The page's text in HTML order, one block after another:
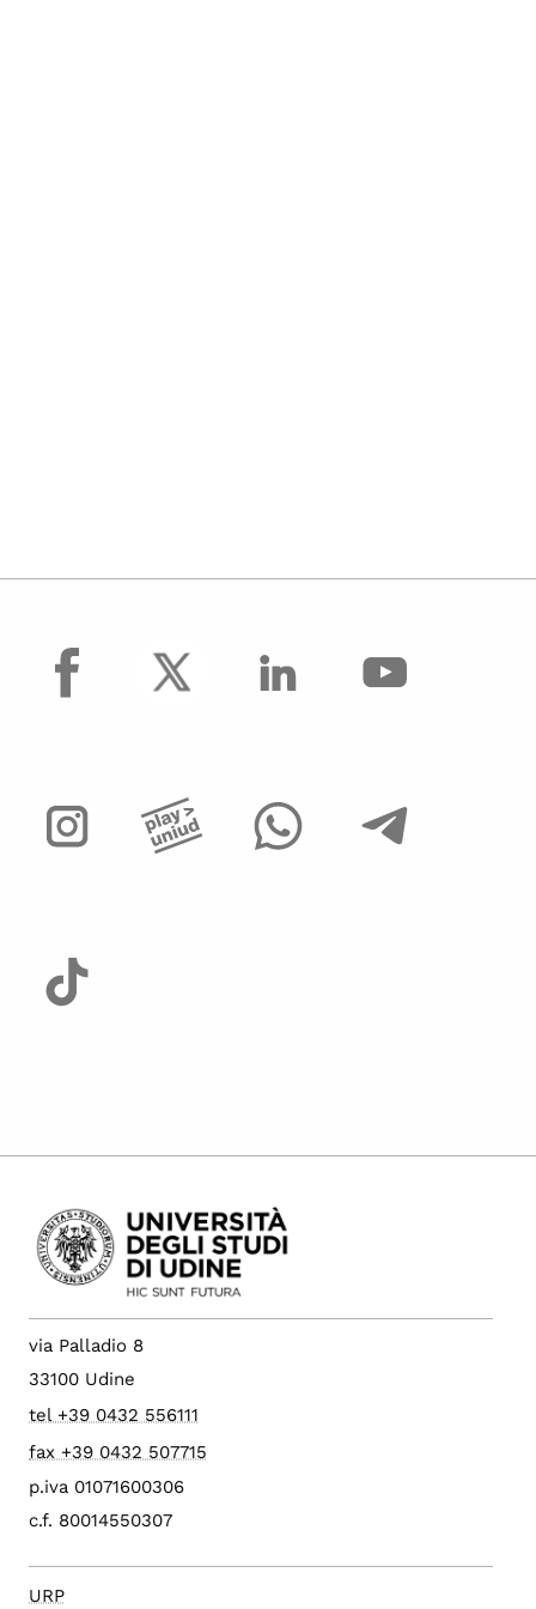
facebook
via Palladio 8
33100 Udine
tel +39 0432 556111
fax +39 0432 507715
p.iva 01071600306
c.f. 80014550307
URP